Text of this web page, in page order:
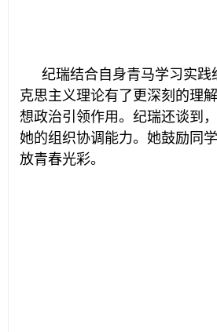
纪瑞结合自身青马学习实
克思主义理论有了更深刻的理
想政治引领作用。纪瑞还谈到
她的组织协调能力。她鼓励同
放青春光彩。